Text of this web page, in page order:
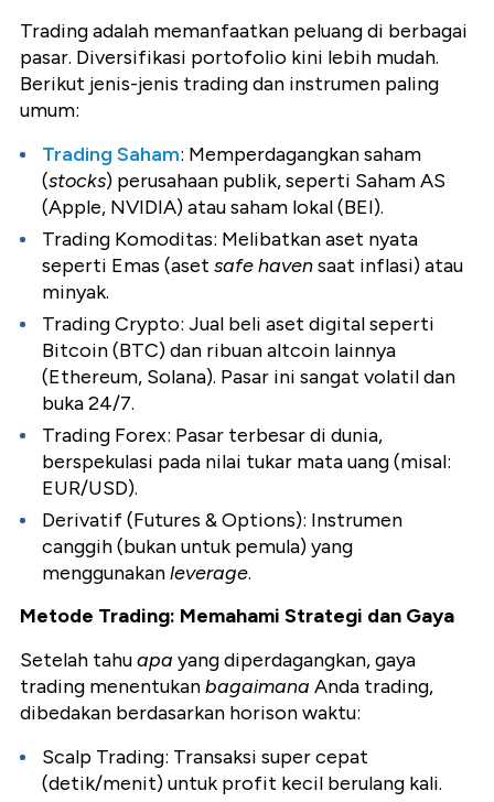
Trading adalah memanfaatkan peluang di berbagai
pasar. Diversifikasi portofolio kini lebih mudah.
Berikut jenis-jenis trading dan instrumen paling
umum:
Trading Saham: Memperdagangkan saham
(stocks) perusahaan publik, seperti Saham AS
(Apple, NVIDIA) atau saham lokal (BEI).
Trading Komoditas: Melibatkan aset nyata
seperti Emas (aset safe havensaat inflasi) atau
minyak.
Trading Crypto: Jual beli aset digital seperti
Bitcoin (BTC) dan ribuan altcoin lainnya
(Ethereum, Solana). Pasar ini sangat volatil dan
buka 24/7.
Trading Forex: Pasar terbesar di dunia,
berspekulasi pada nilai tukar mata uang (misal:
EUR/USD).
Derivatif (Futures & Options): Instrumen
canggih (bukan untuk pemula) yang
menggunakanleverage.
Metode Trading: Memahami Strategi dan Gaya
Setelah tahuapa yang diperdagangkan, gaya
trading menentukanbagaimana Anda trading,
dibedakan berdasarkan horison waktu:
Scalp Trading: Transaksi super cepat
(detik/menit) untuk profit kecil berulang kali.